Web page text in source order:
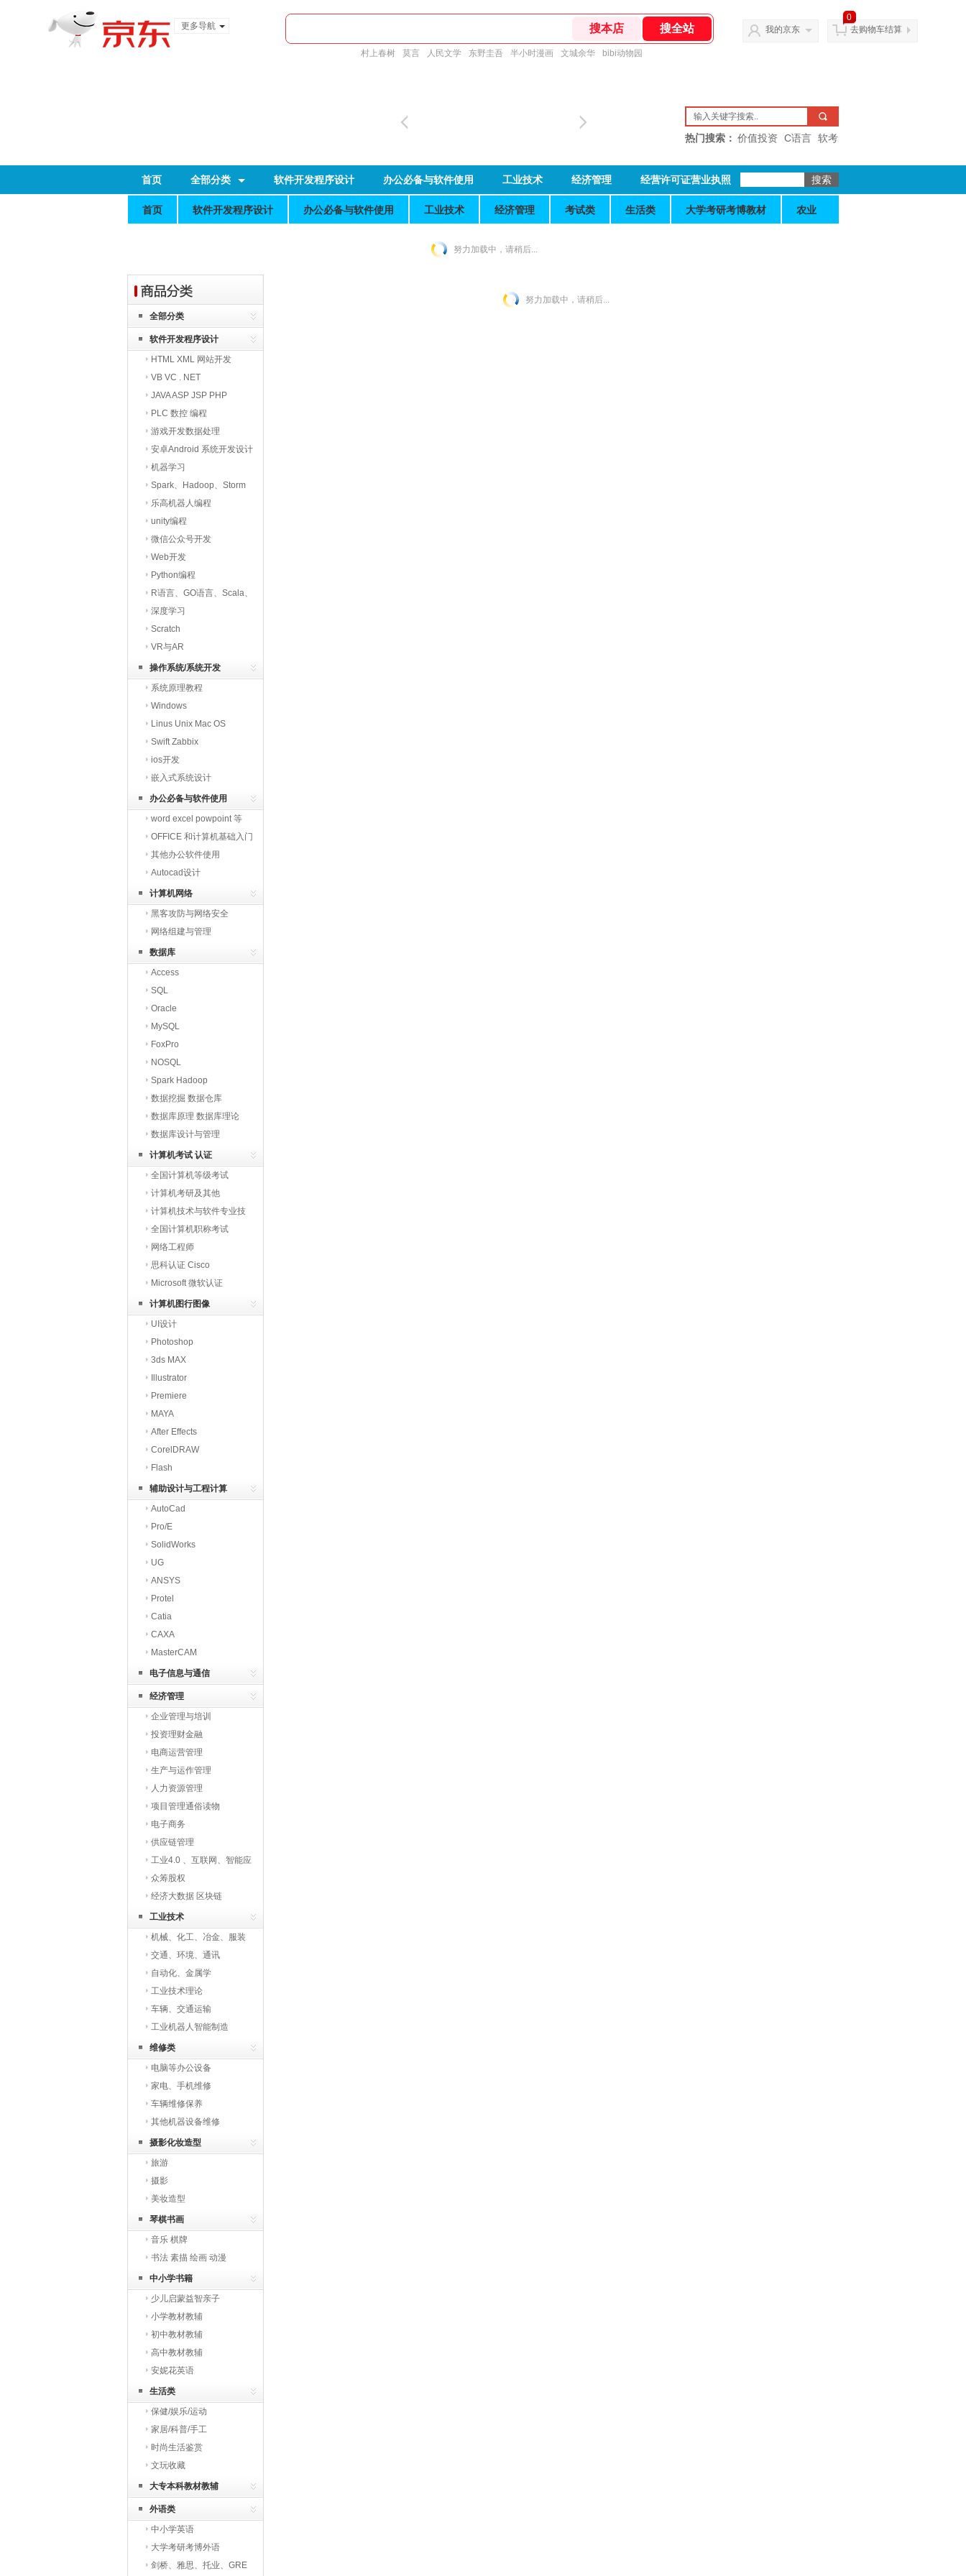
更多导航
村上春树 莫言 人民文学 东野圭吾 半小时漫画 文城余华 bibi动物园
我的京东
0
去购物车结算
热门搜索： 价值投资 C语言 软考
首页 全部分类 软件开发程序设计 办公必备与软件使用 工业技术 经济管理 经营许可证营业执照
首页 软件开发程序设计 办公必备与软件使用 工业技术 经济管理 考试类 生活类 大学考研考博教材 农业
努力加载中，请稍后...
全部分类
软件开发程序设计
HTML XML 网站开发
VB VC . NET
JAVA ASP JSP PHP
PLC 数控 编程
游戏开发数据处理
安卓Android 系统开发设计
机器学习
Spark、Hadoop、Storm
大数据与云计算
乐高机器人编程
unity编程
微信公众号开发
Web开发
Python编程
R语言、GO语言、Scala、
Minecraft等
深度学习
Scratch
VR与AR
操作系统/系统开发
系统原理教程
Windows
Linus Unix Mac OS
Swift Zabbix
ios开发
嵌入式系统设计
办公必备与软件使用
word excel powpoint 等
OFFICE 和计算机基础入门
其他办公软件使用
Autocad设计
计算机网络
黑客攻防与网络安全
网络组建与管理
数据库
Access
SQL
Oracle
MySQL
FoxPro
NOSQL
Spark Hadoop
数据挖掘 数据仓库
数据库原理 数据库理论
数据库设计与管理
计算机考试 认证
全国计算机等级考试
计算机考研及其他
计算机技术与软件专业技
术全国计算机职称考试
网络工程师
思科认证 Cisco
Microsoft 微软认证
计算机图行图像
UI设计
Photoshop
3ds MAX
Illustrator
Premiere
MAYA
After Effects
CorelDRAW
Flash
辅助设计与工程计算
AutoCad
Pro/E
SolidWorks
UG
ANSYS
Protel
Catia
CAXA
MasterCAM
电子信息与通信
经济管理
企业管理与培训
投资理财金融
电商运营管理
生产与运作管理
人力资源管理
项目管理通俗读物
电子商务
供应链管理
工业4.0 、互联网、智能应
用众筹股权
经济大数据 区块链
工业技术
机械、化工、冶金、服装
交通、环境、通讯
自动化、金属学
工业技术理论
车辆、交通运输
工业机器人智能制造
维修类
电脑等办公设备
家电、手机维修
车辆维修保养
其他机器设备维修
摄影化妆造型
旅游
摄影
美妆造型
琴棋书画
音乐 棋牌
书法 素描 绘画 动漫
中小学书籍
少儿启蒙益智亲子
小学教材教辅
初中教材教辅
高中教材教辅
安妮花英语
生活类
保健/娱乐/运动
家居/科普/手工
时尚生活鉴赏
文玩收藏
大专本科教材教辅
外语类
中小学英语
大学考研考博外语
剑桥、雅思、托业、GRE
努力加载中，请稍后...